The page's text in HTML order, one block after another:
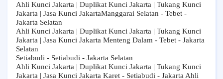
Ahli Kunci Jakarta | Duplikat Kunci Jakarta | Tukang Kunci
Jakarta | Jasa Kunci JakartaManggarai Selatan - Tebet -
Jakarta Selatan
Ahli Kunci Jakarta | Duplikat Kunci Jakarta | Tukang Kunci
Jakarta | Jasa Kunci Jakarta Menteng Dalam - Tebet - Jakarta
Selatan
Setiabudi - Setiabudi - Jakarta Selatan
Ahli Kunci Jakarta | Duplikat Kunci Jakarta | Tukang Kunci
Jakarta | Jasa Kunci Jakarta Karet - Setiabudi - Jakarta Ahli